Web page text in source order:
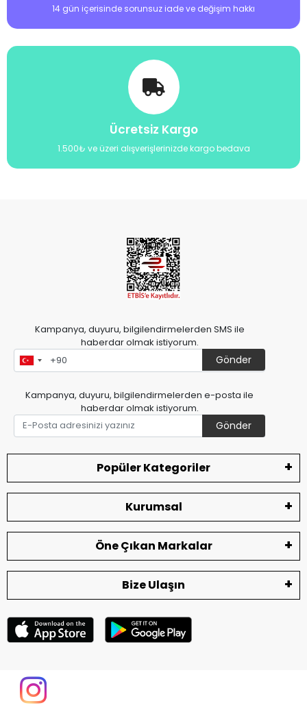
14 gün içerisinde sorunsuz iade ve değişim hakkı
Ücretsiz Kargo
1.500₺ ve üzeri alışverişlerinizde kargo bedava
Kampanya, duyuru, bilgilendirmelerden SMS ile
haberdar olmak istiyorum.
Gönder
Kampanya, duyuru, bilgilendirmelerden e-posta ile
haberdar olmak istiyorum.
Gönder
Popüler Kategoriler
Kurumsal
Öne Çıkan Markalar
Bize Ulaşın